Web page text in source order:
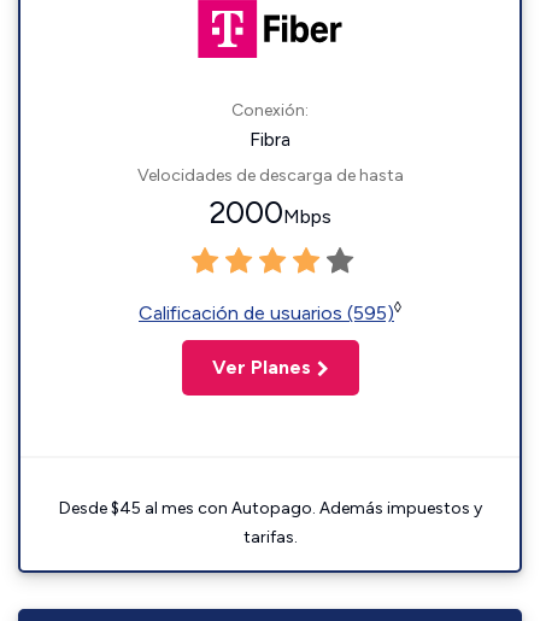
Conexión:
Fibra
Velocidades de descarga de hasta
2000Mbps
Calificación de usuarios (595)◊
Ver Planes
Desde $45 al mes con Autopago. Además impuestos y
tarifas.